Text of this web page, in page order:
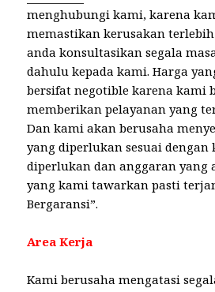
menghubungi kami, karena
memastikan kerusakan
anda konsultasikan segala
dahulu kepada kami. Harga
bersifat negotible karena kami
memberikan pelayanan yang
Dan kami akan berusaha
yang diperlukan sesuai dengan
diperlukan dan anggaran yang
yang kami tawarkan pasti
Bergaransi”.
Area Kerja
Kami berusaha mengatasi